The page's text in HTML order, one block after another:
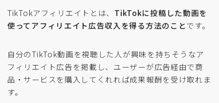
TikTokアフィリエイトとは、 TikTokに投稿した動画を
使ってアフィリエイト広告収入を得る方法のことです。
自分のTikTok動画を視聴した人が興味を持ちそうなア
フィリエイト広告を掲載し、ユーザーが広告経由で商
品・サービスを購入してくれれば成果報酬を受け取れま
す。